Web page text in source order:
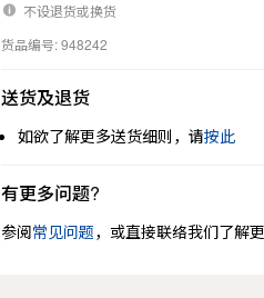
不设退货或换货
货品编号: 948242
送货及退货
如欲了解更多送货细则，请按此
有更多问题?
参阅常见问题，或直接联络我们了解更